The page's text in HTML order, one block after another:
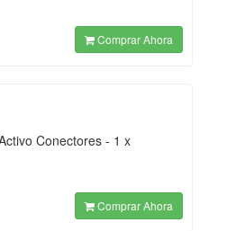
Comprar Ahora
Conectores - 1 x
Comprar Ahora